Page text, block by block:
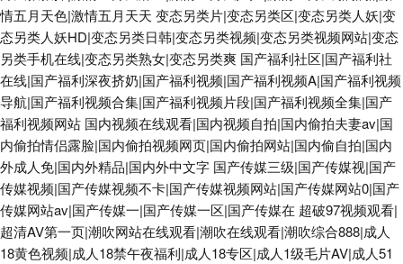
情五月天色|激情五月天天 变态另类片|变态另类区|变态另类人妖|变
态另类人妖HD|变态另类日韩|变态另类视频|变态另类视频网站|变态
另类手机在线|变态另类熟女|变态另类爽 国产福利社区|国产福利社
在线|国产福利深夜挤奶|国产福利视频|国产福利视频A|国产福利视频
导航|国产福利视频合集|国产福利视频片段|国产福利视频全集|国产
福利视频网站 国内视频在线观看|国内视频自拍|国内偷拍夫妻av|国
内偷拍情侣露脸|国内偷拍视频网页|国内偷拍网站|国内偷自拍|国内
外成人免|国内外精品|国内外中文字 国产传媒三级|国产传媒视|国产
传媒视频|国产传媒视频不卡|国产传媒视频网站|国产传媒网站0|国产
传媒网站av|国产传媒一|国产传媒一区|国产传媒在 超破97视频观看|
超清AV第一页|潮吹网站在线观看|潮吹在线观看|潮吹综合888|成人
18黄色视频|成人18禁午夜福利|成人18专区|成人1级毛片AV|成人51